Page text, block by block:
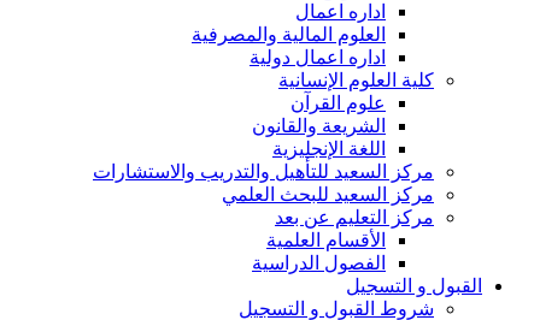
اداره اعمال
العلوم المالية والمصرفية
اداره اعمال دولية
كلية العلوم الإنسانية
علوم القرآن
الشريعة والقانون
اللغة الإنجليزية
مركز السعيد للتأهيل والتدريب والاستشارات
مركز السعيد للبحث العلمي
مركز التعليم عن بعد
الأقسام العلمية
الفصول الدراسية
القبول و التسجيل
شروط القبول و التسجيل